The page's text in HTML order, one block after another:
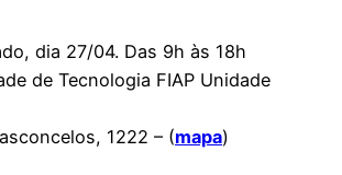
dia 27/04. Das 9h às 18h
de Tecnologia FIAP Unidade
1222 – (mapa)